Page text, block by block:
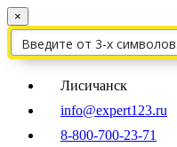
×
Лисичанск
info@expert123.ru
8-800-700-23-71